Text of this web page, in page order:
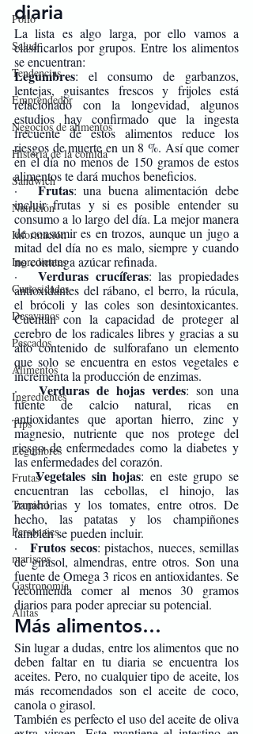
Pollo
Salud
Tendencias
Emprendedor
Negocios de alimentos
Historia de la comida
Sandwich
Nutrición
Información
Ingredientes
Curiosidades
Desayunos
Pescados
Alimentos
Ingredientes
Tips
Legumbres
Frutas
Tropical
Personajes
mariscos
Gastronomía
Alitas
diaria
La lista es algo larga, por ello vamos a
clasificarlos por grupos. Entre los alimentos
se encuentran:
Legumbres: el consumo de garbanzos,
lentejas, guisantes frescos y frijoles está
relacionado con la longevidad, algunos
estudios hay confirmado que la ingesta
frecuente de estos alimentos reduce los
riesgos de muerte en un 8 %. Así que comer
en el día no menos de 150 gramos de estos
alimentos te dará muchos beneficios.
· Frutas: una buena alimentación debe
incluir frutas y si es posible entender su
consumo a lo largo del día. La mejor manera
de consumir es en trozos, aunque un jugo a
mitad del día no es malo, siempre y cuando
no contenga azúcar refinada.
· Verduras crucíferas: las propiedades
antioxidantes del rábano, el berro, la rúcula,
el brócoli y las coles son desintoxicantes.
Cuentan con la capacidad de proteger al
cerebro de los radicales libres y gracias a su
alto contenido de sulforafano un elemento
que solo se encuentra en estos vegetales e
incrementa la producción de enzimas.
· Verduras de hojas verdes: son una
fuente de calcio natural, ricas en
antioxidantes que aportan hierro, zinc y
magnesio, nutriente que nos protege del
riesgo de enfermedades como la diabetes y
las enfermedades del corazón.
· Vegetales sin hojas: en este grupo se
encuentran las cebollas, el hinojo, las
zanahorias y los tomates, entre otros. De
hecho, las patatas y los champiñones
también se pueden incluir.
· Frutos secos: pistachos, nueces, semillas
de girasol, almendras, entre otros. Son una
fuente de Omega 3 ricos en antioxidantes. Se
recomienda comer al menos 30 gramos
diarios para poder apreciar su potencial.
Más alimentos…
Sin lugar a dudas, entre los alimentos que no
deben faltar en tu diaria se encuentra los
aceites. Pero, no cualquier tipo de aceite, los
más recomendados son el aceite de coco,
canola o girasol.
También es perfecto el uso del aceite de oliva